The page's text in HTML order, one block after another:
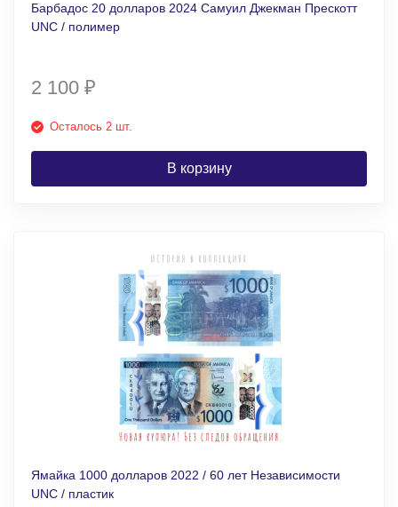
Барбадос 20 долларов 2024 Самуил Джекман Прескотт
UNC / полимер
2 100 ₽
Осталось 2 шт.
В корзину
Ямайка 1000 долларов 2022 / 60 лет Независимости
UNC / пластик